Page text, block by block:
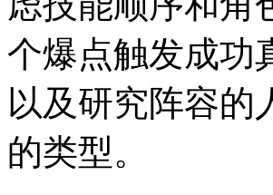
个爆点触发成功
以及研究阵容的
的类型。